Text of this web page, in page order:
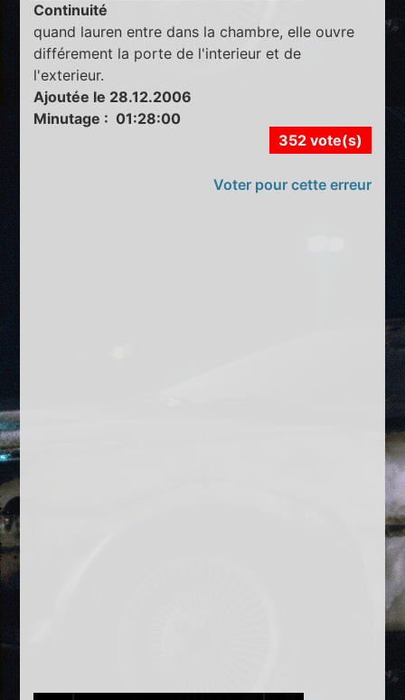
Continuité
quand lauren entre dans la chambre, elle ouvre
différement la porte de l'interieur et de
l'exterieur.
Ajoutée le 28.12.2006
Minutage : 01:28:00
352 vote(s)
Voter pour cette erreur